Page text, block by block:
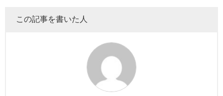
この記事を書いた人